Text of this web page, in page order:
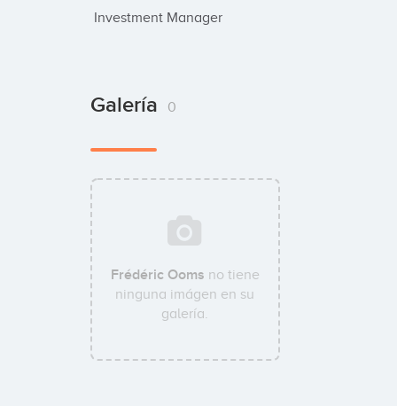
Investment Manager
Galería 0
Frédéric Ooms no tiene
ninguna imágen en su
galería.